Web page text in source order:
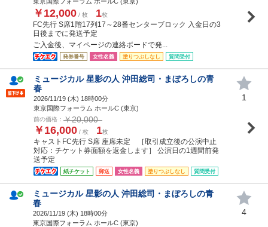
￥12,000 / 枚 1枚
FC先行 S席1階17列17～28番センターブロック 入金日の3
日後までに発送予定
ご入金後、マイページの連絡ボードで発...
発券番号 女性名義 塗りつぶしなし 質問受付
ミュージカル 星影の人 沖田総司・まぼろしの青
春
2026/11/19 (木) 18時00分
東京国際フォーラム ホールC (東京)
前の価格： ￥20,000
￥16,000 / 枚 1枚
キャストFC先行 S席 座席未定 ［取引成立後の公演中止
対応：チケット券面額を返金します］ 公演日の1週間前発
送予定
紙チケット 郵送 女性名義 塗りつぶしなし 質問受付
1
ミュージカル 星影の人 沖田総司・まぼろしの青
春
2026/11/19 (木) 18時00分
東京国際フォーラム ホールC (東京)
4